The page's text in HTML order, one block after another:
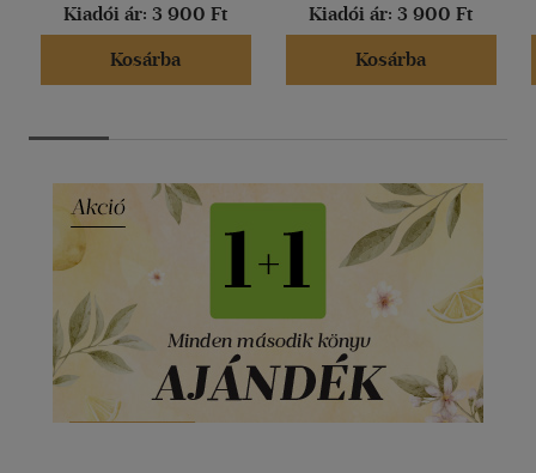
Kiadói ár: 3 900 Ft
Kosárba
Kiadói ár: 3 900 Ft
Kosárba